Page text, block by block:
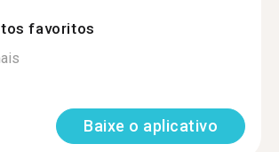
favoritos
Baixe o aplicativo